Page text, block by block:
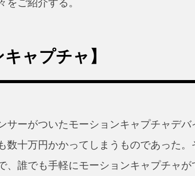
をご紹介する。
ャプチャ】
サーがついたモーションキャプチャデ
数十万円かかってしまうものであった
、誰でも手軽にモーションキャプチャが